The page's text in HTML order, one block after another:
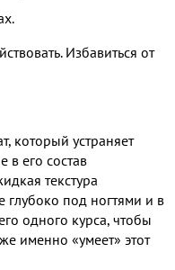
Избавиться от
который устраняет
в его состав
текстура
глубоко под ногтями и в
одного курса, чтобы
именно «умеет» этот